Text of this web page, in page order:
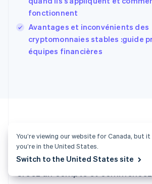
fonctionnent
Avantages et inconvénients des
cryptomonnaies stables :guide
équipes financières
Envie de vous lancer ?
France
FrançaisEnglish
Gibraltar
English
Grèce
English
ItalianoEnglish
Japon
日本語English
You’re viewing our website for Canada, but
you’re in the United States.
Switch to the United States site